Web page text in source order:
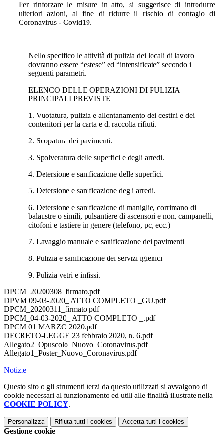
Per rinforzare le misure in atto, si suggerisce di introdurre
ulteriori azioni, al fine di ridurre il rischio di contagio di
Coronavirus - Covid19.
Nello specifico le attività di pulizia dei locali di lavoro
dovranno essere “estese” ed “intensificate” secondo i
seguenti parametri.
ELENCO DELLE OPERAZIONI DI PULIZIA
PRINCIPALI PREVISTE
1. Vuotatura, pulizia e allontanamento dei cestini e dei
contenitori per la carta e di raccolta rifiuti.
2. Scopatura dei pavimenti.
3. Spolveratura delle superfici e degli arredi.
4. Detersione e sanificazione delle superfici.
5. Detersione e sanificazione degli arredi.
6. Detersione e sanificazione di maniglie, corrimano di
balaustre o simili, pulsantiere di ascensori e non, campanelli,
citofoni e tastiere in genere (telefono, pc, ecc.)
7. Lavaggio manuale e sanificazione dei pavimenti
8. Pulizia e sanificazione dei servizi igienici
9. Pulizia vetri e infissi.
DPCM_20200308_firmato.pdf
DPVM 09-03-2020_ ATTO COMPLETO _GU.pdf
DPCM_20200311_firmato.pdf
DPCM_04-03-2020_ ATTO COMPLETO _.pdf
DPCM 01 MARZO 2020.pdf
DECRETO-LEGGE 23 febbraio 2020, n. 6.pdf
Allegato2_Opuscolo_Nuovo_Coronavirus.pdf
Allegato1_Poster_Nuovo_Coronavirus.pdf
Notizie
Questo sito o gli strumenti terzi da questo utilizzati si avvalgono di
cookie necessari al funzionamento ed utili alle finalità illustrate nella
COOKIE POLICY.
Personalizza Rifiuta tutti i cookies Accetta tutti i cookies
Gestione cookie